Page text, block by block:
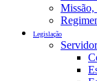
Missão,
Legislação